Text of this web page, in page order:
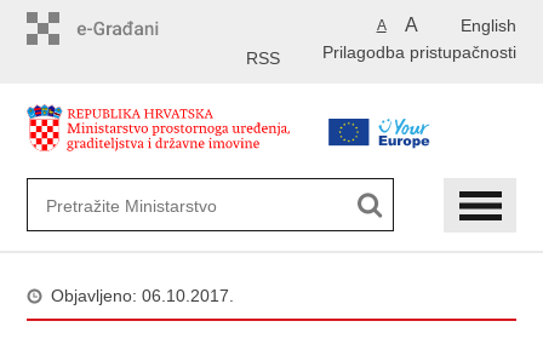
English
A A
Prilagodba pristupačnosti
RSS
Objavljeno: 06.10.2017.